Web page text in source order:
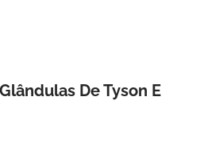
De Tyson E